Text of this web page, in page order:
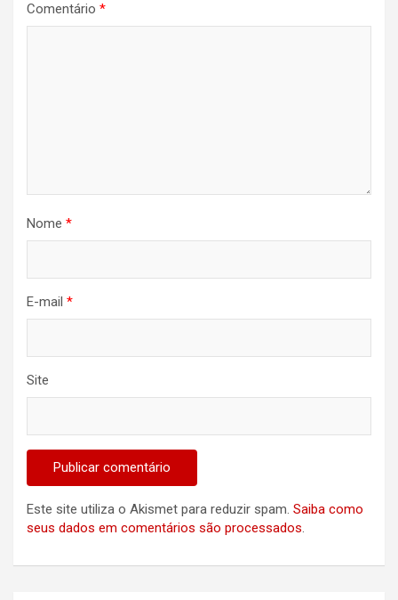
Comentário *
Nome *
E-mail *
Site
Este site utiliza o Akismet para reduzir spam. Saiba como
seus dados em comentários são processados.